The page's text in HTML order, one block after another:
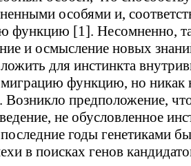
особями и,
[1]. Несомненно,
и осмысление новых
для инстинкта
функцию, но никак
предположение,
не обусловленное
годы генетиками
в поисках генов